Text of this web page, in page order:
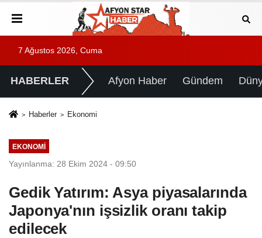
7 Ağustos 2026, Cuma
HABERLER Afyon Haber Gündem
Haberler Ekonomi
EKONOMI
Yayınlanma: 28 Ekim 2024 - 09:50
Gedik Yatırım: Asya piyasalarında
Japonya'nın işsizlik oranı takip
edilecek